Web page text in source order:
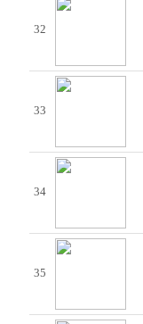
32
33
34
35